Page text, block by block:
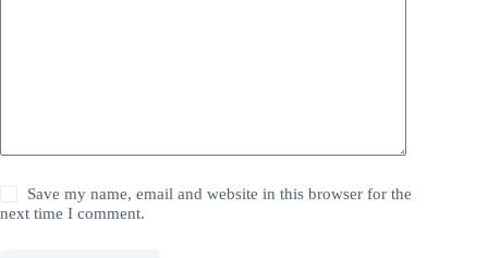
Save my name, email and website in this browser for the
next time I comment.